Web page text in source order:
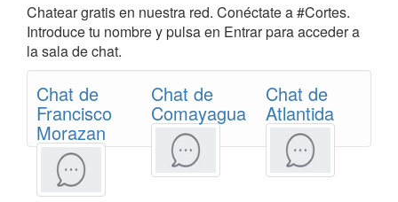
Chatear gratis en nuestra red. Conéctate a #Cortes.
Introduce tu nombre y pulsa en Entrar para acceder a
la sala de chat.
Chat de
Francisco
Morazan
Chat de
Comayagua
Chat de
Atlantida